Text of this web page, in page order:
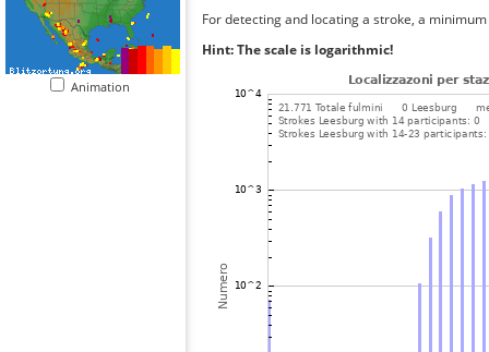
Animation
For detecting and locating a stroke, a
Hint: The scale is logarithmic!